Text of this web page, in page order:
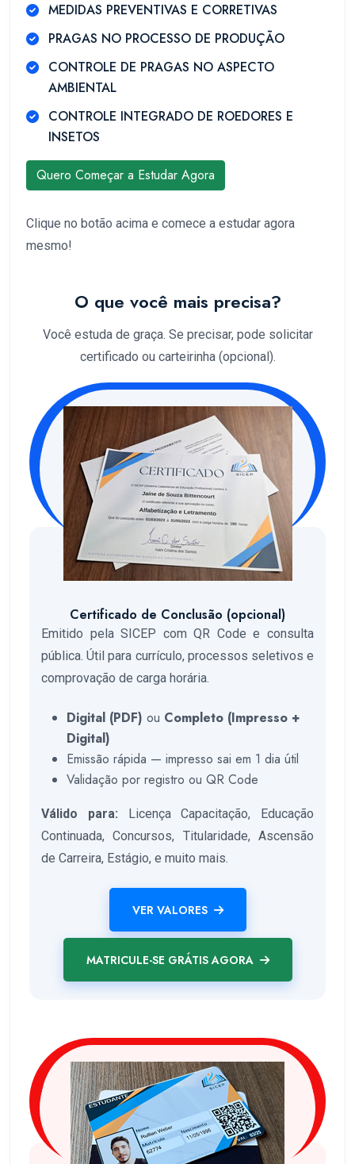
MEDIDAS PREVENTIVAS E CORRETIVAS
PRAGAS NO PROCESSO DE PRODUÇÃO
CONTROLE DE PRAGAS NO ASPECTO
AMBIENTAL
CONTROLE INTEGRADO DE ROEDORES E
INSETOS
Quero Começar a Estudar Agora
Clique no botão acima e comece a estudar agora
mesmo!
O que você mais precisa?
Você estuda de graça. Se precisar, pode solicitar
certificado ou carteirinha (opcional).
Certificado de Conclusão (opcional)
Emitido pela SICEP com QR Code e consulta
pública. Útil para currículo, processos seletivos e
comprovação de carga horária.
Digital (PDF) ou Completo (Impresso +
Digital)
Emissão rápida — impresso sai em 1 dia útil
Validação por registro ou QR Code
Válido para: Licença Capacitação, Educação
Continuada, Concursos, Titularidade, Ascensão
de Carreira, Estágio, e muito mais.
VER VALORES
MATRICULE-SE GRÁTIS AGORA